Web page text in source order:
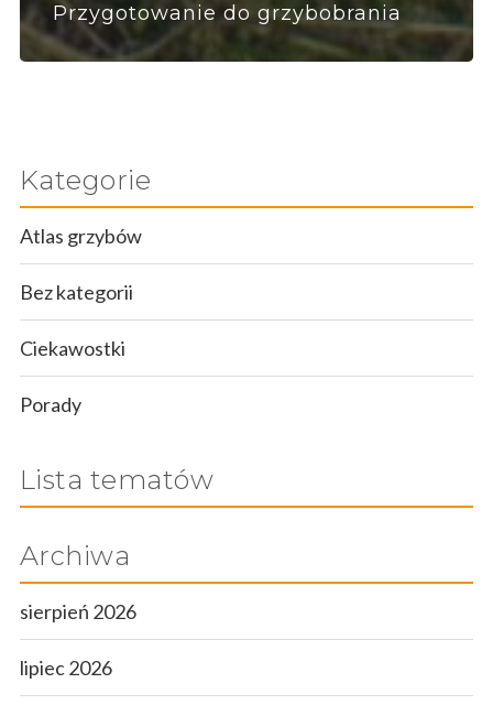
Przygotowanie do grzybobrania
Kategorie
Atlas grzybów
Bez kategorii
Ciekawostki
Porady
Lista tematów
Archiwa
sierpień 2026
lipiec 2026